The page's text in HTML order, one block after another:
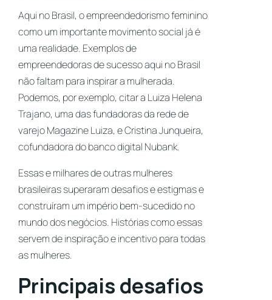
Aqui no Brasil, o empreendedorismo feminino
como um importante movimento social já é
uma realidade. Exemplos de
empreendedoras de sucesso aqui no Brasil
não faltam para inspirar a mulherada.
Podemos, por exemplo, citar a Luiza Helena
Trajano, uma das fundadoras da rede de
varejo Magazine Luiza, e Cristina Junqueira,
cofundadora do banco digital Nubank.
Essas e milhares de outras mulheres
brasileiras superaram desafios e estigmas e
construíram um império bem-sucedido no
mundo dos negócios. Histórias como essas
servem de inspiração e incentivo para todas
as mulheres.
Principais desafios